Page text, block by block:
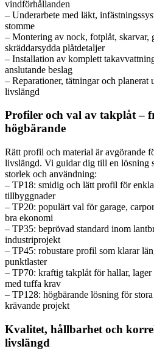
vindförhållanden
– Underarbete med läkt,
stomme
– Montering av nock, fotplåt, skarvar,
skräddarsydda plåtdetaljer
– Installation av komplett
anslutande beslag
– Reparationer, tätningar och planerat
livslängd
Profiler och val av takplåt –
högbärande
Rätt profil och material är avgörande
livslängd. Vi guidar dig till en lösning
storlek och användning:
– TP18: smidig och lätt profil för
tillbyggnader
– TP20: populärt val för garage,
bra ekonomi
– TP35: beprövad standard inom
industriprojekt
– TP45: robustare profil som klarar
punktlaster
– TP70: kraftig takplåt för hallar,
med tuffa krav
– TP128: högbärande lösning för
krävande projekt
Kvalitet, hållbarhet och
livslängd